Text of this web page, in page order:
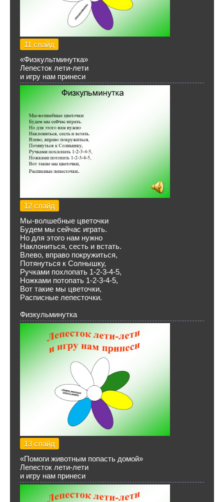
11 слайд
«Физкультминутка»
Лепесток лети-лети
и игру нам принеси
12 слайд
Мы-волшебные цветочки
Будем мы сейчас играть.
Но для этого нам нужно
Наклониться, сесть и встать.
Влево, вправо покружиться,
Потянуться к Солнышку,
Ручками похлопать 1-2-3-4-5,
Ножками потопать 1-2-3-4-5,
Вот такие мы цветочки,
Расписные лепесточки.
Физкульминутка
13 слайд
«Помоги животным попасть домой»
Лепесток лети-лети
и игру нам принеси